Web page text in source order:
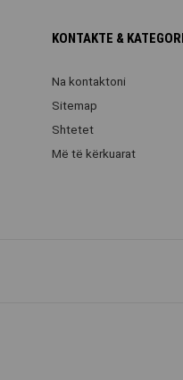
KONTAKTE &
Na kontaktoni
Sitemap
Shtetet
Më të kërkuarat